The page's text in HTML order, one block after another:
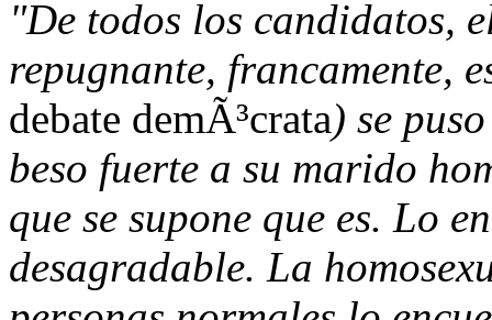
"De todos los candidatos,
repugnante, francamente,
debate demÃ³crata) se
beso fuerte a su marido
que se supone que es. Lo
desagradable. La